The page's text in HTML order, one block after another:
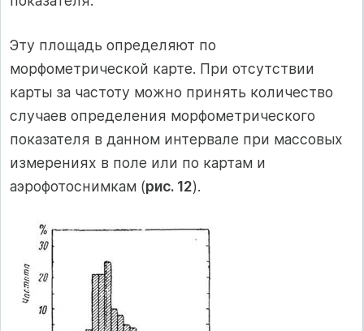
Эту площадь определяют по
морфометрической карте. При отсутствии
карты за частоту можно принять количество
случаев определения морфометрического
показателя в данном интервале при массовых
измерениях в поле или по картам и
аэрофотоснимкам (рис. 12).